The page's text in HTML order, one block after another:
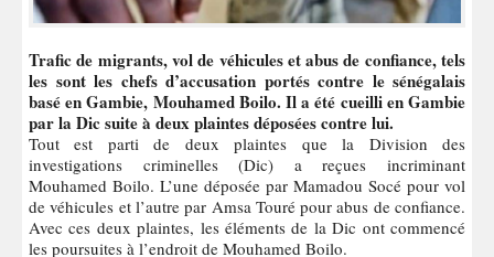
Trafic de migrants, vol de véhicules et abus de confiance, tels
les sont les chefs d’accusation portés contre le sénégalais
basé en Gambie, Mouhamed Boilo. Il a été cueilli en Gambie
par la Dic suite à deux plaintes déposées contre lui.
Tout est parti de deux plaintes que la Division des
investigations criminelles (Dic) a reçues incriminant
Mouhamed Boilo. L’une déposée par Mamadou Socé pour vol
de véhicules et l’autre par Amsa Touré pour abus de confiance.
Avec ces deux plaintes, les éléments de la Dic ont commencé
les poursuites à l’endroit de Mouhamed Boilo.